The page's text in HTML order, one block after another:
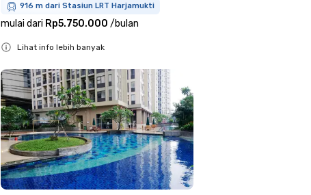
916 m dari Stasiun LRT Harjamukti
mulai dari Rp5.750.000 /bulan
Lihat info lebih banyak